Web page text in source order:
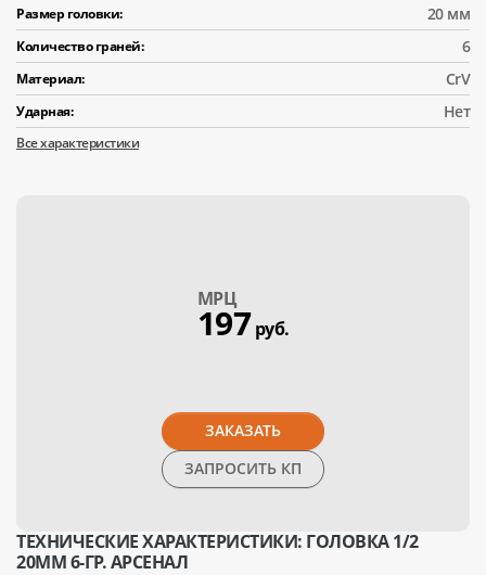
Размер головки: 20 мм
Количество граней: 6
Материал: CrV
Ударная: Нет
Все характеристики
МPЦ
197 руб.
ЗАКАЗАТЬ
ЗАПРОСИТЬ КП
ТЕХНИЧЕСКИЕ ХАРАКТЕРИСТИКИ: ГОЛОВКА 1/2
20ММ 6-ГР. АРСЕНАЛ